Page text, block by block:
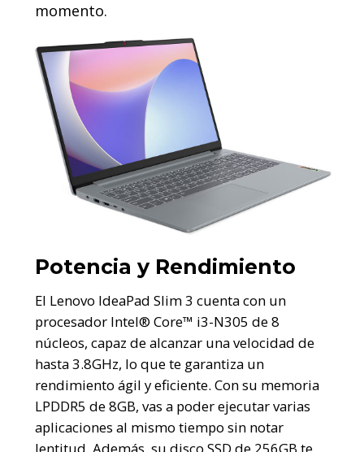
momento.
Potencia y Rendimiento
El Lenovo IdeaPad Slim 3 cuenta con un
procesador Intel® Core™ i3-N305 de 8
núcleos, capaz de alcanzar una velocidad de
hasta 3.8GHz, lo que te garantiza un
rendimiento ágil y eficiente. Con su memoria
LPDDR5 de 8GB, vas a poder ejecutar varias
aplicaciones al mismo tiempo sin notar